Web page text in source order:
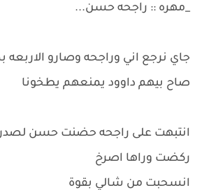
_مهره :: راجحه حسن...
جاي نرجع اني وراجحه وصارو الاربعه
صاح بيهم داوود يمنعهم يطخونا
انتبهت على راجحه حضنت حسن
ركضت وراها اصرخ
انسحبت من شالي بقوة